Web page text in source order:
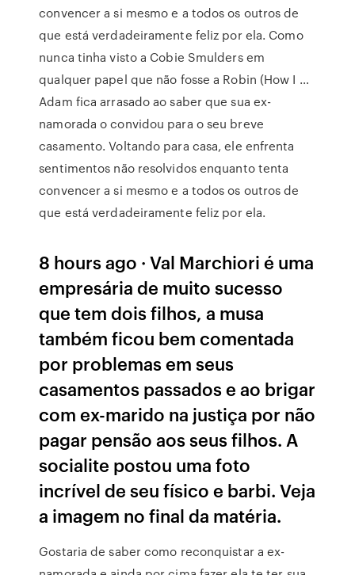
convencer a si mesmo e a todos os outros de
que está verdadeiramente feliz por ela. Como
nunca tinha visto a Cobie Smulders em
qualquer papel que não fosse a Robin (How I …
Adam fica arrasado ao saber que sua ex-
namorada o convidou para o seu breve
casamento. Voltando para casa, ele enfrenta
sentimentos não resolvidos enquanto tenta
convencer a si mesmo e a todos os outros de
que está verdadeiramente feliz por ela.
8 hours ago · Val Marchiori é uma
empresária de muito sucesso
que tem dois filhos, a musa
também ficou bem comentada
por problemas em seus
casamentos passados e ao brigar
com ex-marido na justiça por não
pagar pensão aos seus filhos. A
socialite postou uma foto
incrível de seu físico e barbi. Veja
a imagem no final da matéria.
Gostaria de saber como reconquistar a ex-